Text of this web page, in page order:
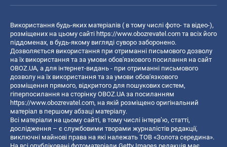
Використання будь-яких матеріалів ( в тому числі фото- та відео-),
розміщених на цьому сайті https://www.obozrevatel.com та всіх його
піддоменах, в будь-якому вигляді суворо заборонено.
Дозволяється використання при отриманні письмового дозволу
на їх використання та за умови обов'язкового посилання на сайт
OBOZ.UA, а для інтернет-видань - при отриманні письмового
дозволу на їх використання та за умови обов'язкового
розміщення прямого, відкритого для пошукових систем,
гіперпосилання на сторінку OBOZ.UA за посиланням
https://www.obozrevatel.com, на якій розміщено оригінальний
матеріал в першому абзаці матеріалу.
Всі матеріали на цьому сайті, в тому числі інтерв’ю, статті,
дослідження – є службовими творами журналістів редакції,
виключні майнові права на які належать ТОВ «Золота середина».